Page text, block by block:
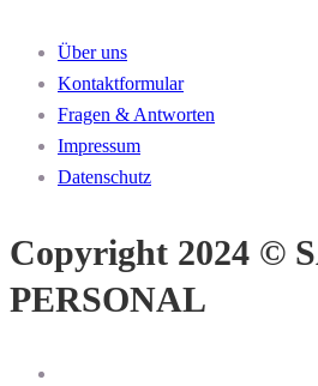
Über uns
Kontaktformular
Fragen & Antworten
Impressum
Datenschutz
Copyright 2024 ©
PERSONAL